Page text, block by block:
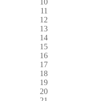
11
12
13
14
15
16
17
18
19
20